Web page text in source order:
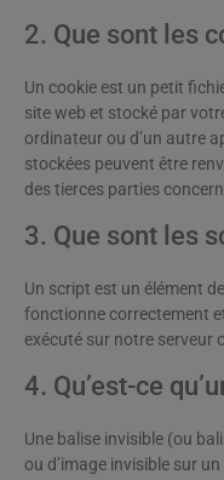
2. Que sont les
Un cookie est un petit
site web et stocké par
ordinateur ou d’un autre
stockées peuvent être
des tierces parties
3. Que sont les
Un script est un élément
fonctionne correctement
exécuté sur notre serveur
4. Qu’est-ce
Une balise invisible (ou
ou d’image invisible sur